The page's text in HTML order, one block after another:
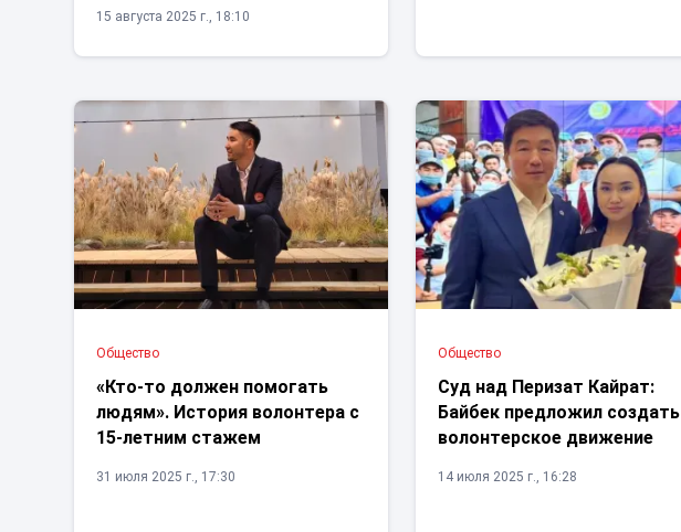
15 августа 2025 г., 18:10
Общество
«Кто-то должен помогать
людям». История волонтера с
15-летним стажем
31 июля 2025 г., 17:30
Общество
Суд над Перизат Кайрат:
Байбек предложил создать
волонтерское движение
14 июля 2025 г., 16:28